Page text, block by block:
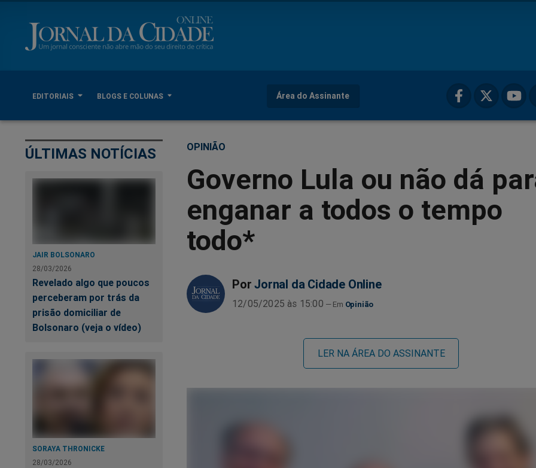
EDITORIAIS BLOGS E COLUNAS Área do Assinante
ÚLTIMAS NOTÍCIAS
JAIR BOLSONARO
28/03/2026
Revelado algo que poucos
perceberam por trás da
prisão domiciliar de
Bolsonaro (veja o vídeo)
SORAYA THRONICKE
28/03/2026
OPINIÃO
Governo Lula ou não dá
enganar a todos o tempo
todo*
Por Jornal da Cidade Online
12/05/2025 às 15:00 Opinião
LER NA ÁREA DO ASSINANTE